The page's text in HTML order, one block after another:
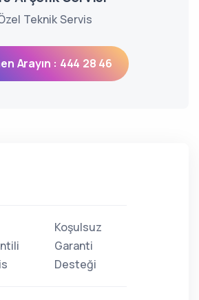
Teknik Servis
Arayın : 444 28 46
Koşulsuz
Garanti
Desteği